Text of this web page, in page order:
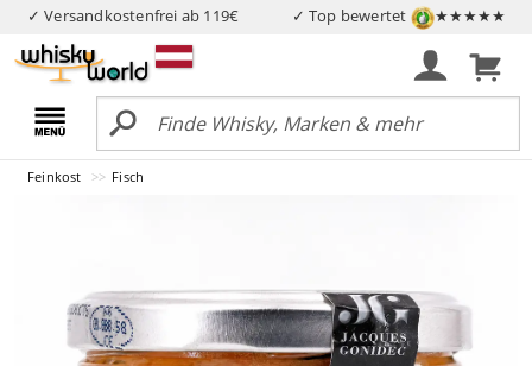
✓ Versandkostenfrei ab 119€ ✓ Top bewertet ★★★★★
Feinkost Fisch